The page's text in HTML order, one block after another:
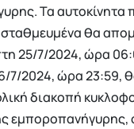
Τα αυτοκίνητα
θα
25/7/2024, ώρα
7/2024, ώρα 23:59,
διακοπή
εμποροπανήγυρης,